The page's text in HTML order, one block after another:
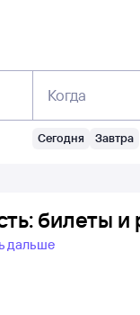
Когда
Сегодня Завтра
билеты и
дальше